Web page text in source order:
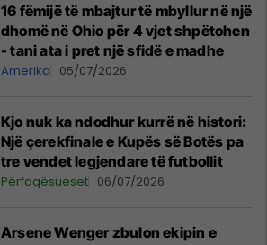
16 fëmijë të mbajtur të mbyllur në një
dhomë në Ohio për 4 vjet shpëtohen
- tani ata i pret një sfidë e madhe
Amerika 05/07/2026
Kjo nuk ka ndodhur kurrë në histori:
Një çerekfinale e Kupës së Botës pa
tre vendet legjendare të futbollit
Përfaqësueset 06/07/2026
Arsene Wenger zbulon ekipin e